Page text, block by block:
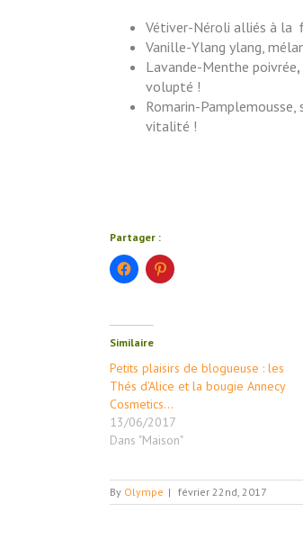
Vétiver-Néroli alliés à la
Vanille-Ylang ylang,
Lavande-Menthe poivrée,
volupté !
Romarin-
vitalité !
Partager :
Cliquez
pour
dans
une
nouvelle
fenêtre)
Cliquez
pour
fenêtre)
Similaire
Petits plaisirs de blogueuse : les
Thés d’Alice et la bougie Annecy
Cosmetics…
13/06/2017
Dans "Maison"
By Olympe | février 22nd, 2017